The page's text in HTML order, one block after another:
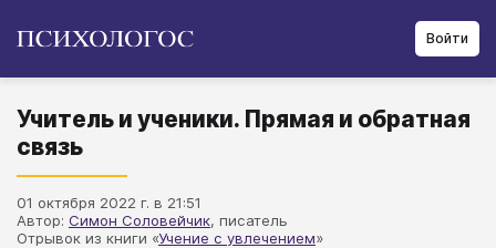
Войти
Учитель и ученики. Прямая и обратная
связь
01 октября 2022 г. в 21:51
Автор: Симон Соловейчик, писатель
Отрывок из книги «Учение с увлечением»